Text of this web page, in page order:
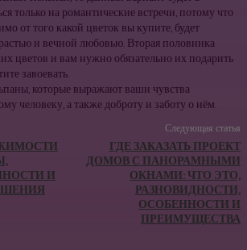
только на романтические встречи, потому что
от того какой цветок вы купите, будет
и вечной любовью. Вторая половинка
цветов и вам нужно обязательно их подарить
завоевать.
которые выражают ваши чувства
человеку, а также доброту и заботу о нём.
И
Следующая статья
ГДЕ ЗАКАЗАТЬ ПРОЕКТ
ДОМОВ С ПАНОРАМНЫМИ
ОКНАМИ: ЧТО ЭТО,
РАЗНОВИДНОСТИ,
ОСОБЕННОСТИ И
ПРЕИМУЩЕСТВА